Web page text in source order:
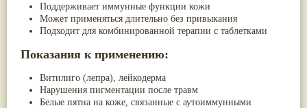
Поддерживает иммунные функции кожи
Может применяться длительно без привыкания
Подходит для комбинированной терапии с таблетками
Показания к применению:
Витилиго (лепра), лейкодерма
Нарушения пигментации после травм
Белые пятна на коже, связанные с аутоиммунными